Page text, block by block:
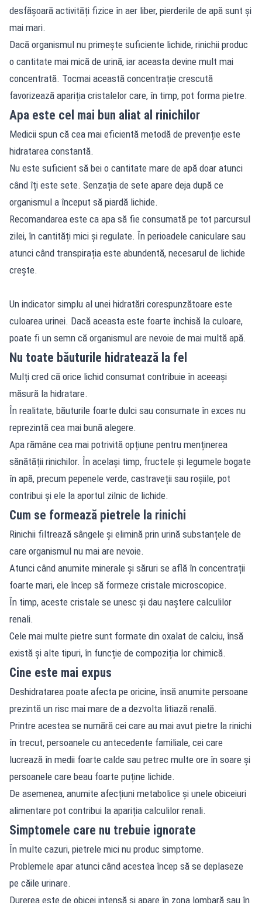
desfășoară activități fizice în aer liber, pierderile de apă sunt și
mai mari.
Dacă organismul nu primește suficiente lichide, rinichii produc
o cantitate mai mică de urină, iar aceasta devine mult mai
concentrată. Tocmai această concentrație crescută
favorizează apariția cristalelor care, în timp, pot forma pietre.
Apa este cel mai bun aliat al rinichilor
Medicii spun că cea mai eficientă metodă de prevenție este
hidratarea constantă.
Nu este suficient să bei o cantitate mare de apă doar atunci
când îți este sete. Senzația de sete apare deja după ce
organismul a început să piardă lichide.
Recomandarea este ca apa să fie consumată pe tot parcursul
zilei, în cantități mici și regulate. În perioadele caniculare sau
atunci când transpirația este abundentă, necesarul de lichide
crește.
Un indicator simplu al unei hidratări corespunzătoare este
culoarea urinei. Dacă aceasta este foarte închisă la culoare,
poate fi un semn că organismul are nevoie de mai multă apă.
Nu toate băuturile hidratează la fel
Mulți cred că orice lichid consumat contribuie în aceeași
măsură la hidratare.
În realitate, băuturile foarte dulci sau consumate în exces nu
reprezintă cea mai bună alegere.
Apa rămâne cea mai potrivită opțiune pentru menținerea
sănătății rinichilor. În același timp, fructele și legumele bogate
în apă, precum pepenele verde, castraveții sau roșiile, pot
contribui și ele la aportul zilnic de lichide.
Cum se formează pietrele la rinichi
Rinichii filtrează sângele și elimină prin urină substanțele de
care organismul nu mai are nevoie.
Atunci când anumite minerale și săruri se află în concentrații
foarte mari, ele încep să formeze cristale microscopice.
În timp, aceste cristale se unesc și dau naștere calculilor
renali.
Cele mai multe pietre sunt formate din oxalat de calciu, însă
există și alte tipuri, în funcție de compoziția lor chimică.
Cine este mai expus
Deshidratarea poate afecta pe oricine, însă anumite persoane
prezintă un risc mai mare de a dezvolta litiază renală.
Printre acestea se numără cei care au mai avut pietre la rinichi
în trecut, persoanele cu antecedente familiale, cei care
lucrează în medii foarte calde sau petrec multe ore în soare și
persoanele care beau foarte puține lichide.
De asemenea, anumite afecțiuni metabolice și unele obiceiuri
alimentare pot contribui la apariția calculilor renali.
Simptomele care nu trebuie ignorate
În multe cazuri, pietrele mici nu produc simptome.
Problemele apar atunci când acestea încep să se deplaseze
pe căile urinare.
Durerea este de obicei intensă și apare în zona lombară sau în